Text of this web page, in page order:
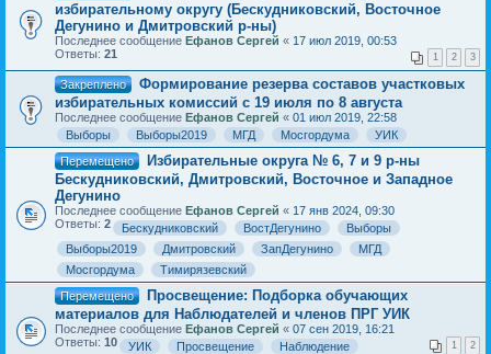
избирательному округу (Бескудниковский, Восточное
Дегунино и Дмитровский р-ны)
Последнее сообщение Ефанов Сергей « 17 июл 2019, 00:53
Ответы: 21 1 2 3
Закреплено
Формирование резерва составов участковых
избирательных комиссий с 19 июля по 8 августа
Последнее сообщение Ефанов Сергей « 01 июл 2019, 22:58
Выборы
Выборы2019 МГД Мосгордума
УИК
Перемещено
Избирательные округа № 6, 7 и 9 р-ны
Бескудниковский, Дмитровский, Восточное и Западное
Дегунино
Последнее сообщение Ефанов Сергей « 17 янв 2024, 09:30
Ответы: 2 Бескудниковский ВостДегунино
Выборы
Выборы2019
Дмитровский ЗапДегунино
МГД
Мосгордума
Тимирязевский
Перемещено
Просвещение: Подборка обучающих
материалов для Наблюдателей и членов ПРГ УИК
Последнее сообщение Ефанов Сергей « 07 сен 2019, 16:21
Ответы: 10 1 2
УИК Просвещение
Наблюдение